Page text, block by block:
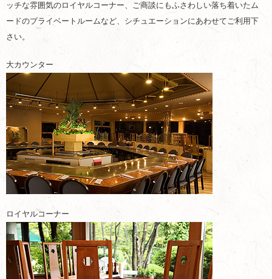
ッチな雰囲気のロイヤルコーナー、ご商談にもふさわしい落ち着いたム
ードのプライベートルームなど、シチュエーションにあわせてご利用下
さい。
大カウンター
ロイヤルコーナー